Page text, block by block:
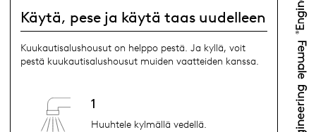
Käytä, pese ja käytä taas uudelleen
Kuukautisalushousut on helppo pestä. Ja kyllä, voit
pestä kuukautisalushousut muiden vaatteiden kanssa.
1
Huuhtele kylmällä vedellä.